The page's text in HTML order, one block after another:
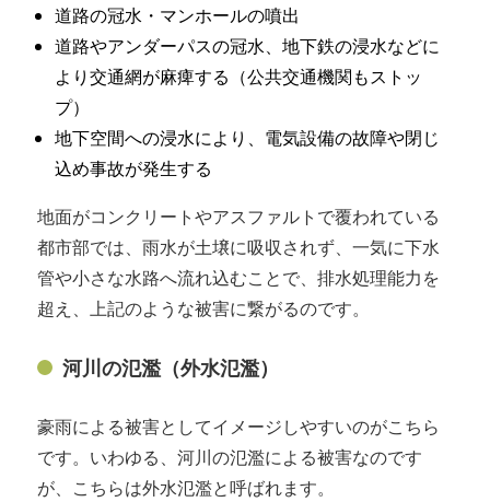
道路の冠水・マンホールの噴出
道路やアンダーパスの冠水、地下鉄の浸水などに
より交通網が麻痺する（公共交通機関もストッ
プ）
地下空間への浸水により、電気設備の故障や閉じ
込め事故が発生する
地面がコンクリートやアスファルトで覆われている
都市部では、雨水が土壌に吸収されず、一気に下水
管や小さな水路へ流れ込むことで、排水処理能力を
超え、上記のような被害に繋がるのです。
河川の氾濫（外水氾濫）
豪雨による被害としてイメージしやすいのがこちら
です。いわゆる、河川の氾濫による被害なのです
が、こちらは外水氾濫と呼ばれます。